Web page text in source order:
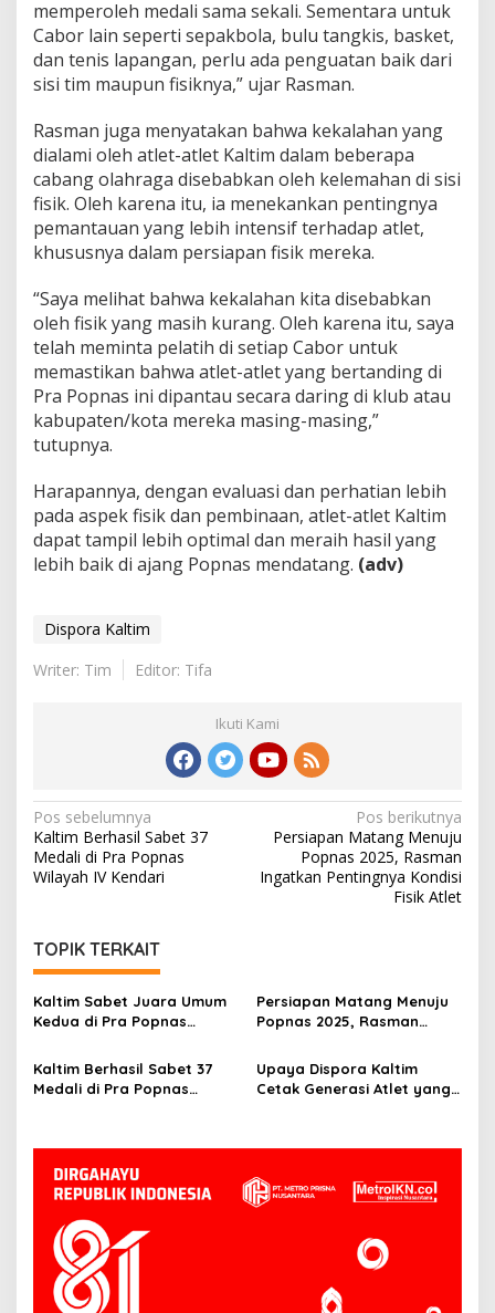
memperoleh medali sama sekali. Sementara untuk
Cabor lain seperti sepakbola, bulu tangkis, basket,
dan tenis lapangan, perlu ada penguatan baik dari
sisi tim maupun fisiknya,” ujar Rasman.
Rasman juga menyatakan bahwa kekalahan yang
dialami oleh atlet-atlet Kaltim dalam beberapa
cabang olahraga disebabkan oleh kelemahan di sisi
fisik. Oleh karena itu, ia menekankan pentingnya
pemantauan yang lebih intensif terhadap atlet,
khususnya dalam persiapan fisik mereka.
“Saya melihat bahwa kekalahan kita disebabkan
oleh fisik yang masih kurang. Oleh karena itu, saya
telah meminta pelatih di setiap Cabor untuk
memastikan bahwa atlet-atlet yang bertanding di
Pra Popnas ini dipantau secara daring di klub atau
kabupaten/kota mereka masing-masing,”
tutupnya.
Harapannya, dengan evaluasi dan perhatian lebih
pada aspek fisik dan pembinaan, atlet-atlet Kaltim
dapat tampil lebih optimal dan meraih hasil yang
lebih baik di ajang Popnas mendatang. (adv)
Dispora Kaltim
Writer: Tim
Editor: Tifa
Ikuti Kami
Navigasi
pos
Pos sebelumnya
Kaltim Berhasil Sabet 37
Medali di Pra Popnas
Wilayah IV Kendari
Pos berikutnya
Persiapan Matang Menuju
Popnas 2025, Rasman
Ingatkan Pentingnya Kondisi
Fisik Atlet
TOPIK TERKAIT
Kaltim Sabet Juara Umum
Kedua di Pra Popnas
Apresiasi Prestasi Atlet
Tinju
Persiapan Matang Menuju
Popnas 2025, Rasman
Kondisi Fisik Atlet
Kaltim Berhasil Sabet 37
Medali di Pra Popnas
Upaya Dispora Kaltim
Cetak Generasi Atlet yang